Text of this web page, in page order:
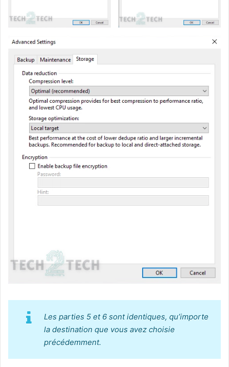
Les parties 5 et 6 sont identiques, qu’importe
la destination que vous avez choisie
précédemment.